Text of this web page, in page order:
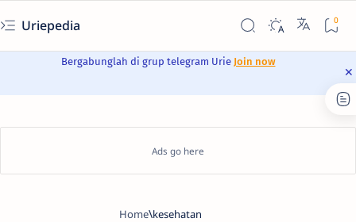
Uriepedia
Bergabunglah di grup telegram Urie Join now
Home kesehatan